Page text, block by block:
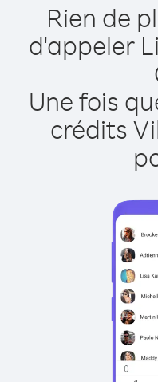
Rien de
d'appeler
Une fois
crédits